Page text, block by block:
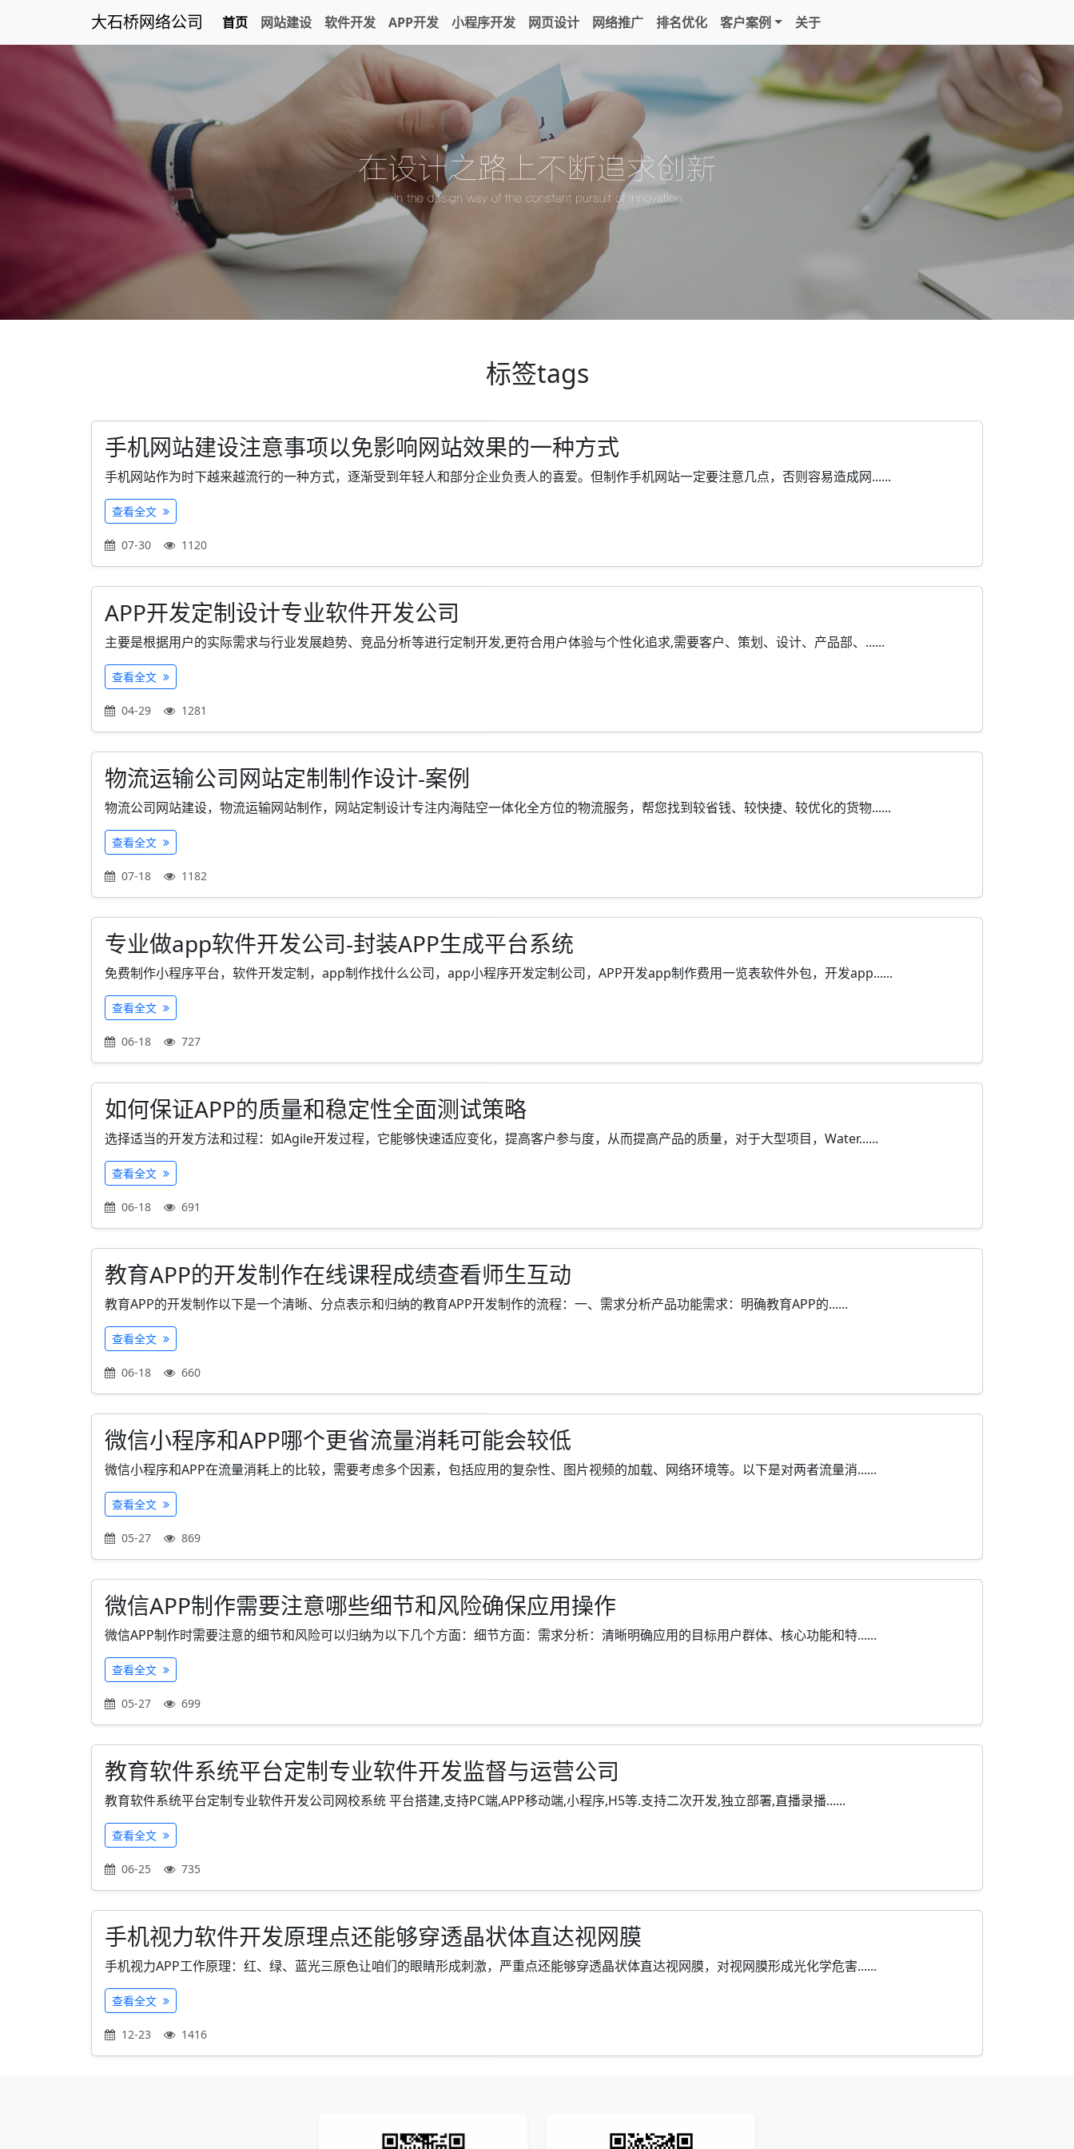
大石桥网络公司 首页 网站建设 软件开发 APP开发 小程序开发 网页设计 网络推广 排名优化 客户案例 关于
标签tags
手机网站建设注意事项以免影响网站效果的一种方式
手机网站作为时下越来越流行的一种方式，逐渐受到年轻人和部分企业负责人的喜爱。但制作手机网站一定要注意几点，否则容易造成网......
查看全文
07-30 1120
APP开发定制设计专业软件开发公司
主要是根据用户的实际需求与行业发展趋势、竞品分析等进行定制开发,更符合用户体验与个性化追求,需要客户、策划、设计、产品部、......
查看全文
04-29 1281
物流运输公司网站定制制作设计-案例
物流公司网站建设，物流运输网站制作，网站定制设计专注内海陆空一体化全方位的物流服务，帮您找到较省钱、较快捷、较优化的货物......
查看全文
07-18 1182
专业做app软件开发公司-封装APP生成平台系统
免费制作小程序平台，软件开发定制，app制作找什么公司，app小程序开发定制公司，APP开发app制作费用一览表软件外包，开发app......
查看全文
06-18 727
如何保证APP的质量和稳定性全面测试策略
选择适当的开发方法和过程：如Agile开发过程，它能够快速适应变化，提高客户参与度，从而提高产品的质量，对于大型项目，Water......
查看全文
06-18 691
教育APP的开发制作在线课程成绩查看师生互动
教育APP的开发制作以下是一个清晰、分点表示和归纳的教育APP开发制作的流程：一、需求分析产品功能需求：明确教育APP的......
查看全文
06-18 660
微信小程序和APP哪个更省流量消耗可能会较低
微信小程序和APP在流量消耗上的比较，需要考虑多个因素，包括应用的复杂性、图片视频的加载、网络环境等。以下是对两者流量消......
查看全文
05-27 869
微信APP制作需要注意哪些细节和风险确保应用操作
微信APP制作时需要注意的细节和风险可以归纳为以下几个方面：细节方面：需求分析：清晰明确应用的目标用户群体、核心功能和特......
查看全文
05-27 699
教育软件系统平台定制专业软件开发监督与运营公司
教育软件系统平台定制专业软件开发公司网校系统 平台搭建,支持PC端,APP移动端,小程序,H5等.支持二次开发,独立部署,直播录播......
查看全文
06-25 735
手机视力软件开发原理点还能够穿透晶状体直达视网膜
手机视力APP工作原理：红、绿、蓝光三原色让咱们的眼睛形成刺激，严重点还能够穿透晶状体直达视网膜，对视网膜形成光化学危害......
查看全文
12-23 1416